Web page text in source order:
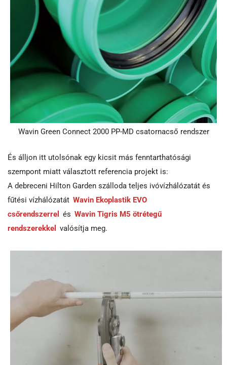
Wavin Green Connect 2000 PP-MD csatornacső rendszer
És álljon itt utolsónak egy kicsit más fenntarthatósági
szempont miatt választott referencia projekt is:
A debreceni Hilton Garden szálloda teljes ivóvízhálózatát és
fűtési vízhálózatát Wavin Ekoplastik EVO
csőrendszerrel
és Wavin Tigris M5 ötrétegű
rendszerekkel
valósítja meg.